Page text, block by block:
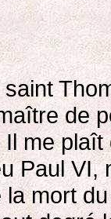
de
me
Paul
mort